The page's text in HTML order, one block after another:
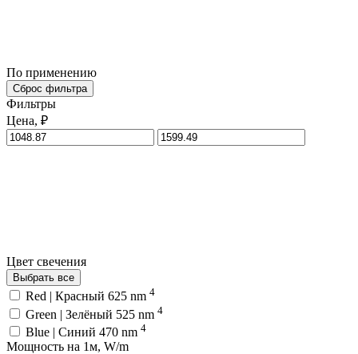
По применению
Сброс фильтра
Фильтры
Цена, ₽
Цвет свечения
Выбрать все
Red | Красный 625 nm 4
Green | Зелёный 525 nm 4
Blue | Синий 470 nm 4
Мощность на 1м, W/m